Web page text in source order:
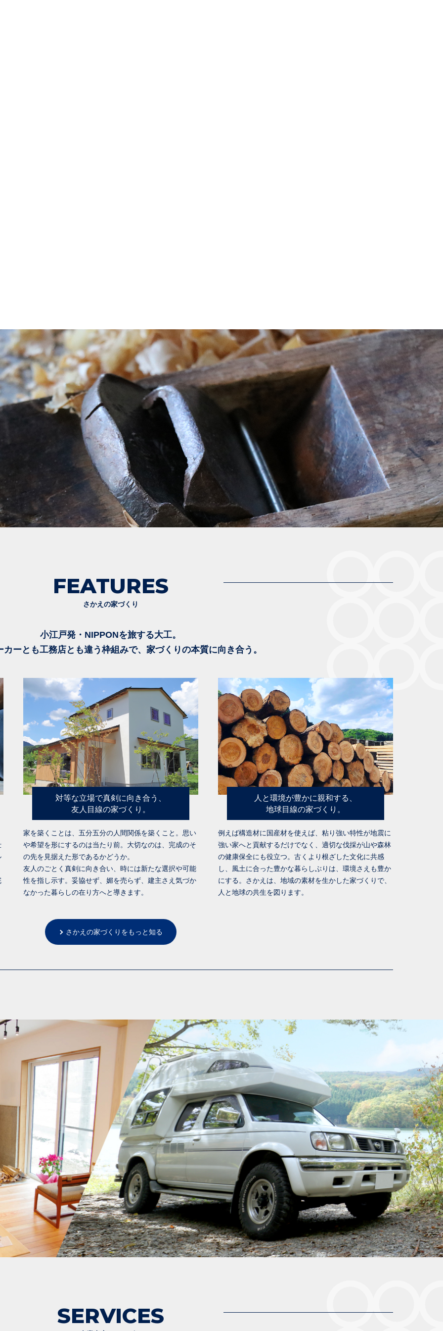
FEATURES
さかえの家づくり
小江戸発・NIPPONを旅する大工。
カーとも工務店とも違う枠組みで、家づくりの本質に向き合う。
対等な立場で真剣に向き合う、
友人目線の家づくり。
家を築くことは、五分五分の人間関係を築くこと。思い
や希望を形にするのは当たり前。大切なのは、完成のそ
の先を見据えた形であるかどうか。
友人のごとく真剣に向き合い、時には新たな選択や可能
性を指し示す。妥協せず、媚を売らず、建主さえ気づか
なかった暮らしの在り方へと導きます。
人と環境が豊かに親和する、
地球目線の家づくり。
例えば構造材に国産材を使えば、粘り強い特性が地震に
強い家へと貢献するだけでなく、適切な伐採が山や森林
の健康保全にも役立つ。古くより根ざした文化に共感
し、風土に合った豊かな暮らしぶりは、環境さえも豊か
にする。さかえは、地域の素材を生かした家づくりで、
人と地球の共生を図ります。
さかえの家づくりをもっと知る
SERVICES